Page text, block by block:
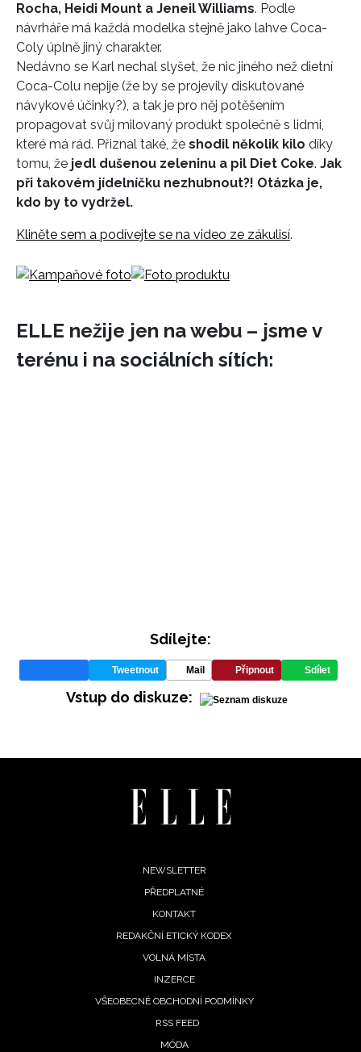
REDAKCE
Rocha, Heidi Mount a Jeneil Williams. Podle
návrháře má každá modelka stejně jako lahve Coca-
Coly úplně jiný charakter.
Nedávno se Karl nechal slyšet, že nic jiného než dietní
Coca-Colu nepije (že by se projevily diskutované
návykové účinky?), a tak je pro něj potěšením
propagovat svůj milovaný produkt společně s lidmi,
které má rád. Přiznal také, že shodil několik kilo díky
tomu, že jedl dušenou zeleninu a pil Diet Coke. Jak
při takovém jídelníčku nezhubnout?! Otázka je,
kdo by to vydržel.
Kliněte sem a podívejte se na video ze zákulisí.
ELLE nežije jen na webu – jsme v
terénu i na sociálních sítích:
Sdílejte:
Tweetnout Mail Připnout Sdílet
Vstup do diskuze:
NEWSLETTER
PŘEDPLATNÉ
KONTAKT
REDAKČNÍ ETICKÝ KODEX
VOLNÁ MÍSTA
INZERCE
VŠEOBECNÉ OBCHODNÍ PODMÍNKY
RSS FEED
MÓDA